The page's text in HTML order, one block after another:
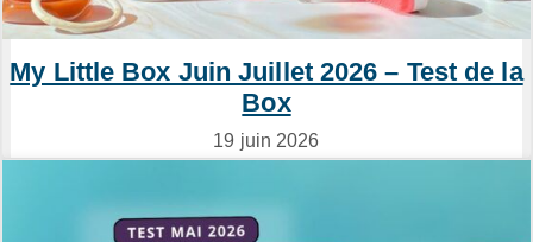
My Little Box Juin Juillet 2026 – Test de la
Box
19 juin 2026